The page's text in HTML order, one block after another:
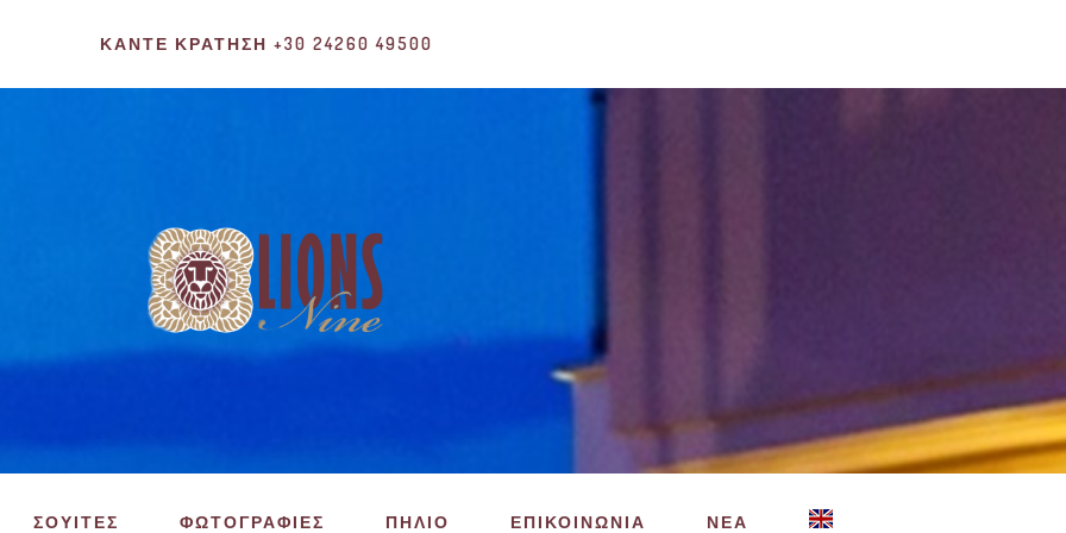
ΚΆΝΤΕ ΚΡΆΤΗΣΗ +30 24260 49500
ΣΟΥΙΤΕΣ ΦΩΤΟΓΡΑΦΙΕΣ ΠΗΛΙΟ ΕΠΙΚΟΙΝΩΝΙΑ ΝΕΑ